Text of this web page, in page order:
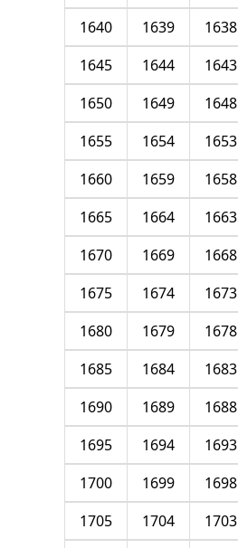
1638
1639
1640
1643
1644
1645
1648
1649
1650
1653
1654
1655
1658
1659
1660
1663
1664
1665
1668
1669
1670
1673
1674
1675
1678
1679
1680
1683
1684
1685
1688
1689
1690
1693
1694
1695
1698
1699
1700
1703
1704
1705